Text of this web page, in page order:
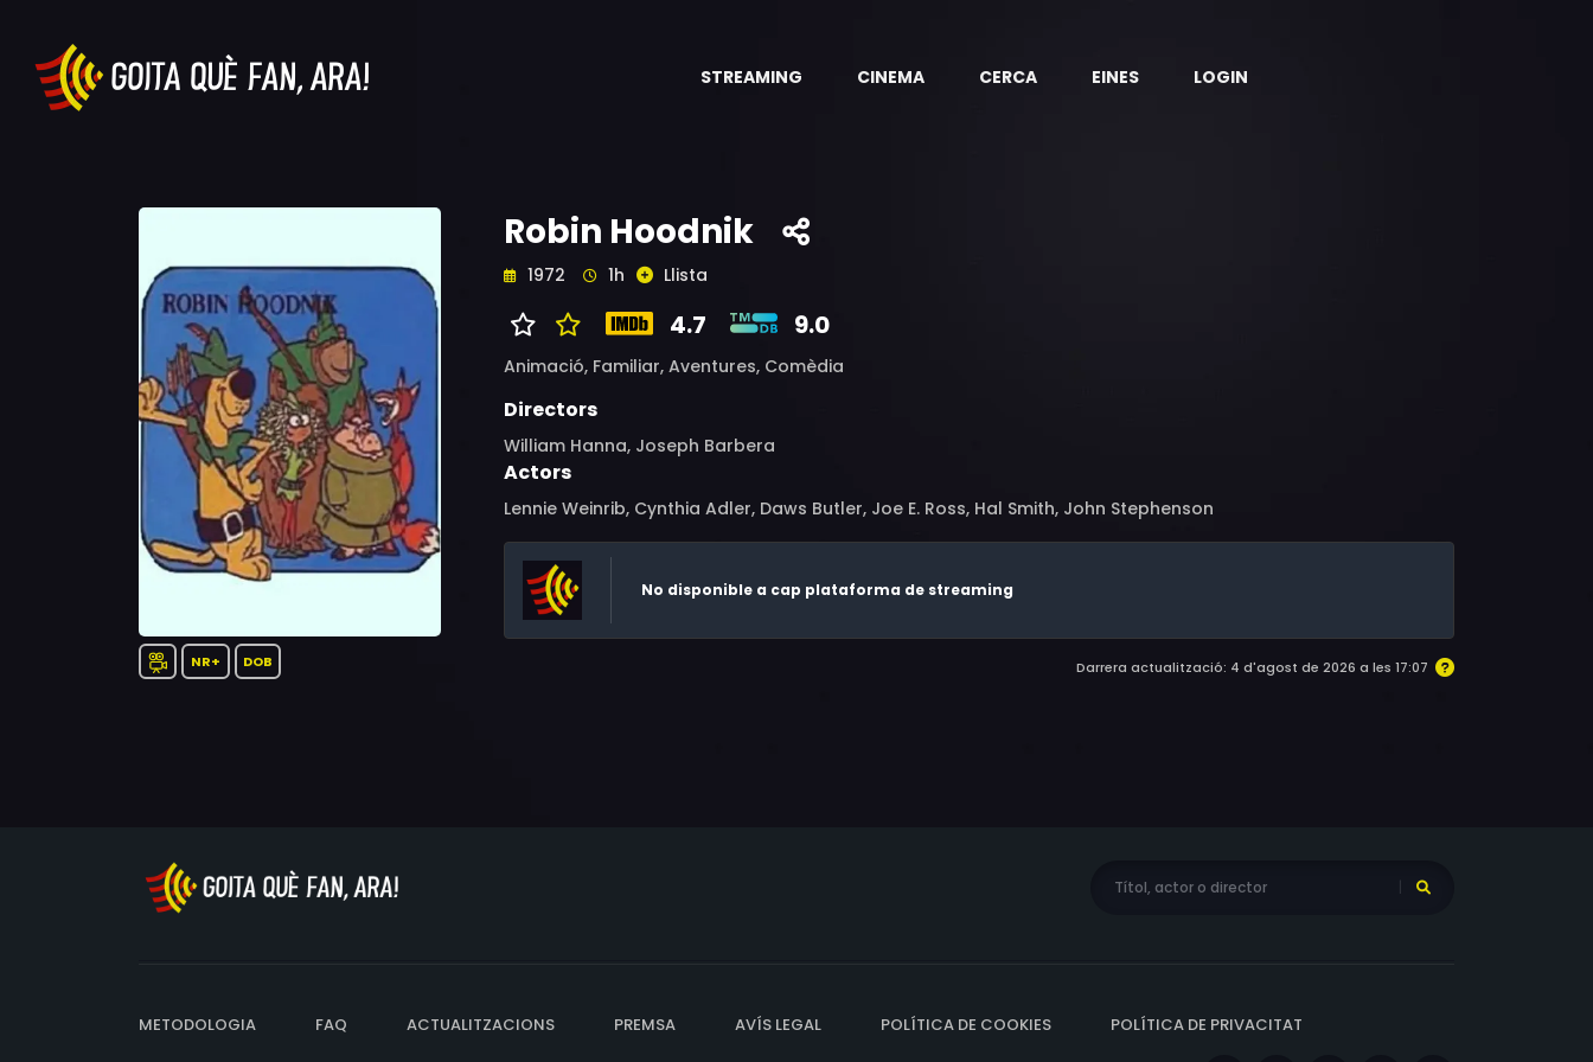
STREAMING CINEMA CERCA EINES LOGIN
NR+ DOB
Robin Hoodnik
1972 1h Llista
4.7 9.0
Animació, Familiar, Aventures, Comèdia
Directors
William Hanna, Joseph Barbera
Actors
Lennie Weinrib, Cynthia Adler, Daws Butler, Joe E. Ross, Hal Smith, John Stephenson
No disponible a cap plataforma de streaming
Darrera actualització: 4 d'agost de 2026 a les 17:07
METODOLOGIA FAQ ACTUALITZACIONS PREMSA AVÍS LEGAL POLÍTICA DE COOKIES POLÍTICA DE PRIVACITAT